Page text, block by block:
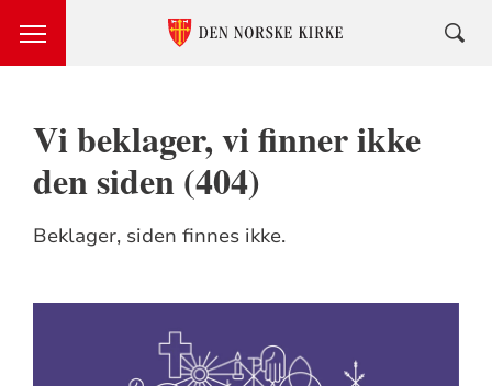
Vi beklager, vi finner ikke
den siden (404)
Beklager, siden finnes ikke.